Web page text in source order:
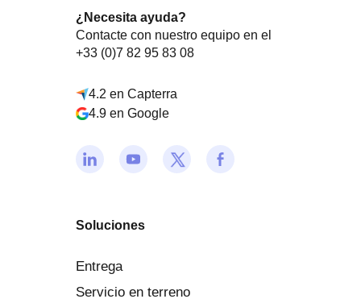
¿Necesita ayuda?
Contacte con nuestro equipo en el
+33 (0)7 82 95 83 08
4.2 en Capterra
4.9 en Google
Soluciones
Entrega
Servicio en terreno